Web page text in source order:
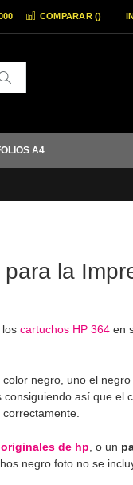
COMPARAR ()
A4
la
loscartuchos HP 364 en
negro, uno el
así que el
de hp , o un
negro foto no se